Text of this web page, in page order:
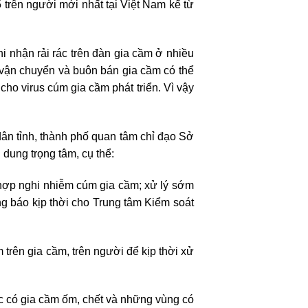
người mới nhất tại Việt Nam kể từ
nhận rải rác trên đàn gia cầm ở nhiều
chuyển và buôn bán gia cầm có thể
virus cúm gia cầm phát triển. Vì vậy
tỉnh, thành phố quan tâm chỉ đạo Sở
trọng tâm, cụ thể:
nghi nhiễm cúm gia cầm; xử lý sớm
báo kịp thời cho Trung tâm Kiểm soát
trên gia cầm, trên người để kịp thời xử
gia cầm ốm, chết và những vùng có